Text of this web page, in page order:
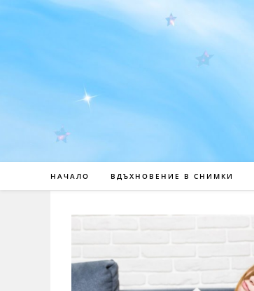
НАЧАЛО ВДЪХНОВЕНИЕ В СНИМКИ